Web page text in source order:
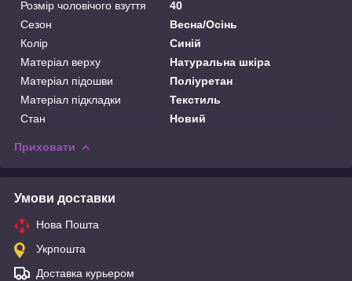
Розмір чоловічого взуття
40
Сезон
Весна/Осінь
Колір
Синій
Матеріал верху
Натуральна шкіра
Матеріал підошви
Поліуретан
Матеріал підкладки
Текстиль
Стан
Новий
Приховати
Умови доставки
Нова Пошта
Укрпошта
Доставка курьером